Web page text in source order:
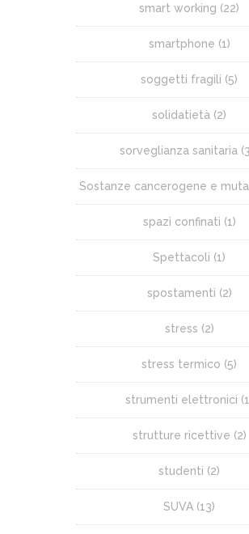
smart working (22)
smartphone (1)
soggetti fragili (5)
solidatietà (2)
sorveglianza sanitaria
Sostanze cancerogene e
spazi confinati (1)
Spettacoli (1)
spostamenti (2)
stress (2)
stress termico (5)
strumenti elettronici
strutture ricettive (2)
studenti (2)
SUVA (13)